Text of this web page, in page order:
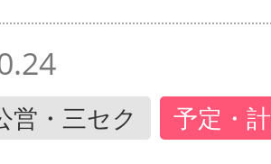
営・三セク 予定・